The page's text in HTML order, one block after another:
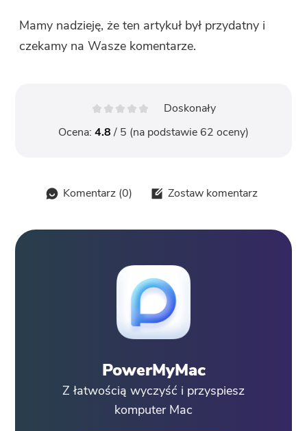
Mamy nadzieję, że ten artykuł był przydatny i
czekamy na Wasze komentarze.
Doskonały
Ocena: 4.8/ 5 (na podstawie 62 oceny)
Komentarz (0) Zostaw komentarz
PowerMyMac
Z łatwością wyczyść i przyspiesz
komputer Mac